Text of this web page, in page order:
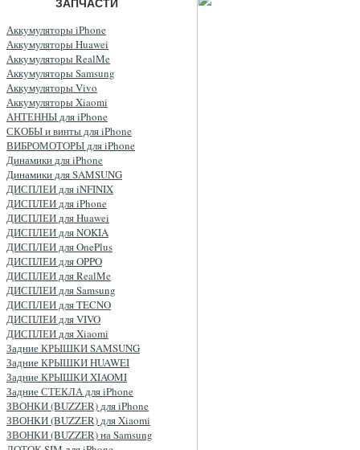
ЗАПЧАСТИ
Аккумуляторы iPhone
Аккумуляторы Huawei
Аккумуляторы RealMe
Аккумуляторы Samsung
Аккумуляторы Vivo
Аккумуляторы Xiaomi
АНТЕННЫ для iPhone
СКОБЫ и винты для iPhone
ВИБРОМОТОРЫ для iPhone
Динамики для iPhone
Динамики для SAMSUNG
ДИСПЛЕИ для iNFINIX
ДИСПЛЕИ для iPhone
ДИСПЛЕИ для Huawei
ДИСПЛЕИ для NOKIA
ДИСПЛЕИ для OnePlus
ДИСПЛЕИ для OPPO
ДИСПЛЕИ для RealMe
ДИСПЛЕИ для Samsung
ДИСПЛЕИ для TECNO
ДИСПЛЕИ для VIVO
ДИСПЛЕИ для Xiaomi
Задние КРЫШКИ SAMSUNG
Задние КРЫШКИ HUAWEI
Задние КРЫШКИ XIAOMI
Задние СТЕКЛА для iPhone
ЗВОНКИ (BUZZER) для iPhone
ЗВОНКИ (BUZZER) для Xiaomi
ЗВОНКИ (BUZZER) на Samsung